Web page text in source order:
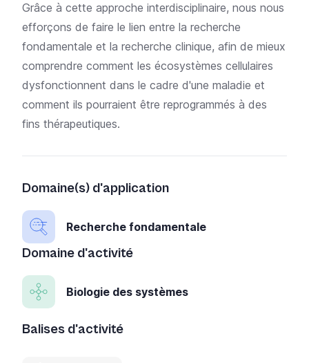
Grâce à cette approche interdisciplinaire, nous nous
efforçons de faire le lien entre la recherche
fondamentale et la recherche clinique, afin de mieux
comprendre comment les écosystèmes cellulaires
dysfonctionnent dans le cadre d'une maladie et
comment ils pourraient être reprogrammés à des
fins thérapeutiques.
Domaine(s) d'application
Recherche fondamentale
Domaine d'activité
Biologie des systèmes
Balises d'activité